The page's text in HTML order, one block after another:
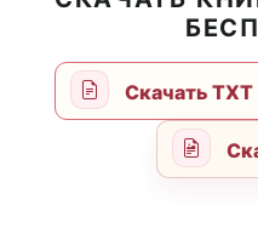
Скачать TXT